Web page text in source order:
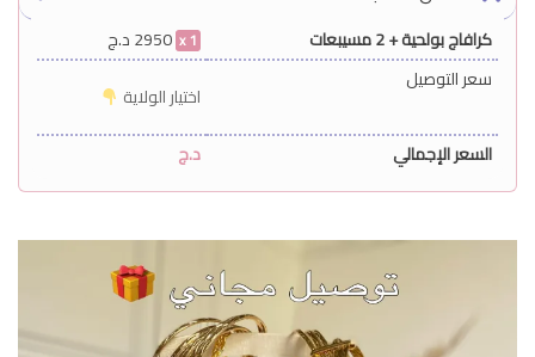
كرافاج بولحية + 2 مسيبعات 1
2950د.ج
سعر التوصيل
اختيار الولاية
السعر الإجمالي
د.ج